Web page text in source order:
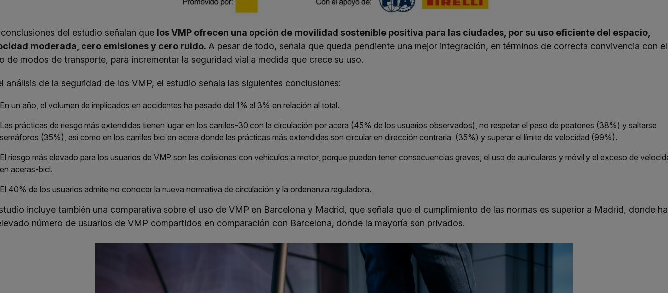
del estudio señalan que los VMP ofrecen una opción de movilidad sostenible positiva para las ciudades, por su uso eficiente del espacio,
moderada, cero emisiones y cero ruido. A pesar de todo, señala que queda pendiente una mejor integración, en términos de correcta convivencia con el
de modos de transporte, para incrementar la seguridad vial a medida que crece su uso.
análisis de la seguridad de los VMP, el estudio señala las siguientes conclusiones:
En un año, el volumen de implicados en accidentes ha pasado del 1% al 3% en relación al total.
Las prácticas de riesgo más extendidas tienen lugar en los carriles-30 con la circulación por acera (45% de los usuarios observados), no respetar el paso de peatones (38%) y saltarse
semáforos (35%), así como en los carriles bici en acera donde las prácticas más extendidas son circular en dirección contraria (35%) y superar el límite de velocidad (99%).
El riesgo más elevado para los usuarios de VMP son las colisiones con vehículos a motor, porque pueden tener consecuencias graves, el uso de auriculares y móvil y el exceso de
en aceras-bici.
El 40% de los usuarios admite no conocer la nueva normativa de circulación y la ordenanza reguladora.
incluye también una comparativa sobre el uso de VMP en Barcelona y Madrid, que señala que el cumplimiento de las normas es superior a Madrid, donde
número de usuarios de VMP compartidos en comparación con Barcelona, donde la mayoría son privados.